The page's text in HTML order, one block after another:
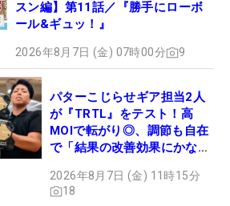
スン編】第11話／『勝手にローボ
ール&ギュッ！』
2026年8月7日 (金) 07時00分 9
パターこじらせギア担当2人
が『TRTL』をテスト！高
MOIで転がり◎、調節も自在
で「結果の改善効果にかなり
2026年8月7日 (金) 11時15分
18